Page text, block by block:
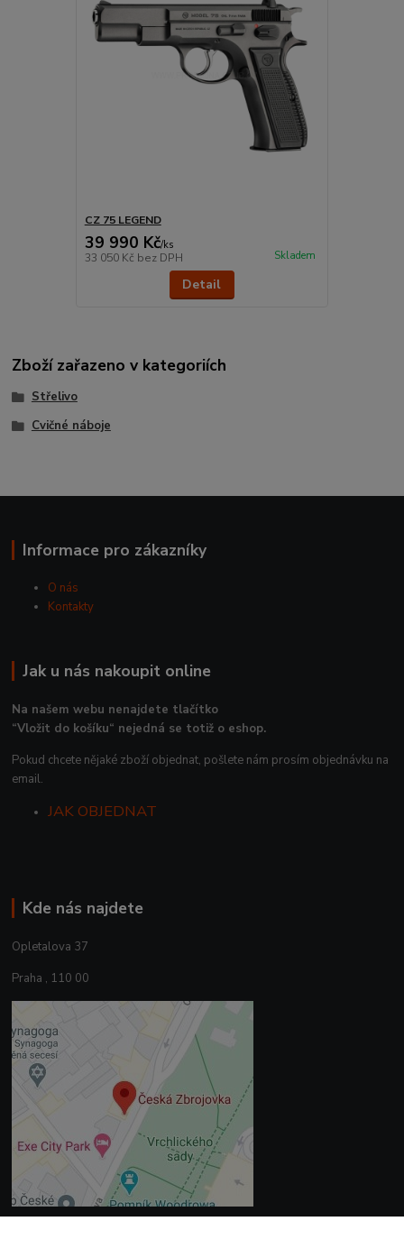
CZ 75 LEGEND
39 990 Kč/ks
33 050 Kč bez DPH Skladem
Detail
Zboží zařazeno v kategoriích
Střelivo
Cvičné náboje
Informace pro zákazníky
O nás
Kontakty
Jak u nás nakoupit online
Na našem webu nenajdete tlačítko
“Vložit do košíku“ nejedná se totiž o eshop.
Pokud chcete nějaké zboží objednat, pošlete nám prosím objednávku na
email.
JAK OBJEDNAT
Kde nás najdete
Opletalova 37
Praha , 110 00